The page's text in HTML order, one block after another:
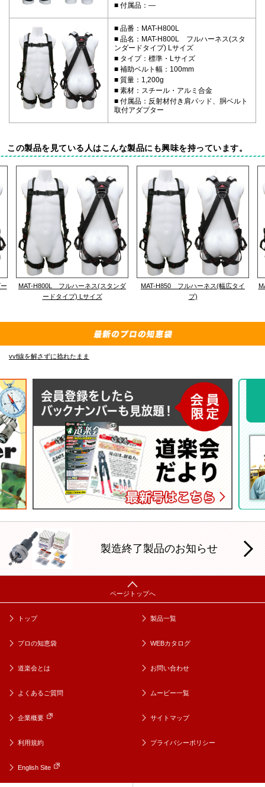
付属品：―
品番：MAT-H800L
品名：MAT-H800L フルハーネス(スタ
ンダードタイプ) Lサイズ
タイプ：標準・Lサイズ
補助ベルト幅：100mm
質量：1,200g
素材：スチール・アルミ合金
付属品：反射材付き肩パッド、胴ベルト
取付アダプター
この製品を見ている人はこんな製品にも興味を持っています。
MAT-H800L フルハーネス(スタンダ
ードタイプ) Lサイズ
MAT-H850 フルハーネス(幅広タイ
プ)
E-4835 の先端フック
製造終了製品のお知らせ
トップ 製品一覧
プロの知恵袋 WEBカタログ
道楽会とは お問い合わせ
よくあるご質問 ムービー一覧
企業概要 サイトマップ
利用規約 プライバシーポリシー
English Site